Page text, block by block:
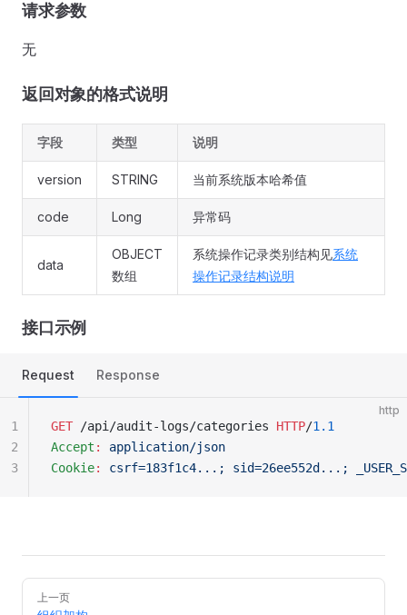
请求参数
无
返回对象的格式说明
字段 类型 说明
version STRING 当前系统版本哈希值
code Long 异常码
data
OBJECT
数组
系统操作记录类别结构见系统
操作记录结构说明
接口示例
Request Response
http
GET /api/audit-logs/categories HTTP/1.1
Accept :
application/json
Cookie: csrf=183f1c4...; sid=26ee552d...;
1
2
3
Pager
上一页